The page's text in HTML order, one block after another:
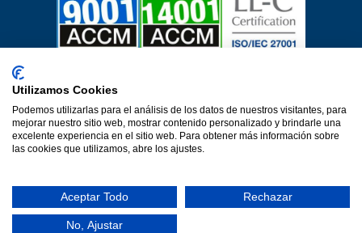
Aviso LegalPolítica de privacidad
Política de calidadProtección de datos
Declaración de accesibilidad
© 2026·Ver 1.0·Formacion Para el Desarrollo e Insercion S.L.
(DEFOIN)
Utilizamos Cookies
Podemos utilizarlas para el análisis de los datos de nuestros visitantes, para
mejorar nuestro sitio web, mostrar contenido personalizado y brindarle una
excelente experiencia en el sitio web. Para obtener más información sobre
las cookies que utilizamos, abre los ajustes.
Aceptar Todo Rechazar
No, Ajustar